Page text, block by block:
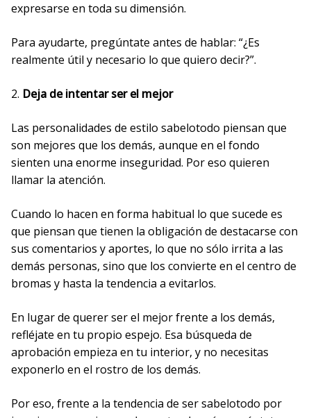
expresarse en toda su dimensión.
Para ayudarte, pregúntate antes de hablar: “¿Es
realmente útil y necesario lo que quiero decir?”.
2. Deja de intentar ser el mejor
Las personalidades de estilo sabelotodo piensan que
son mejores que los demás, aunque en el fondo
sienten una enorme inseguridad. Por eso quieren
llamar la atención.
Cuando lo hacen en forma habitual lo que sucede es
que piensan que tienen la obligación de destacarse con
sus comentarios y aportes, lo que no sólo irrita a las
demás personas, sino que los convierte en el centro de
bromas y hasta la tendencia a evitarlos.
En lugar de querer ser el mejor frente a los demás,
refléjate en tu propio espejo. Esa búsqueda de
aprobación empieza en tu interior, y no necesitas
exponerlo en el rostro de los demás.
Por eso, frente a la tendencia de ser sabelotodo por